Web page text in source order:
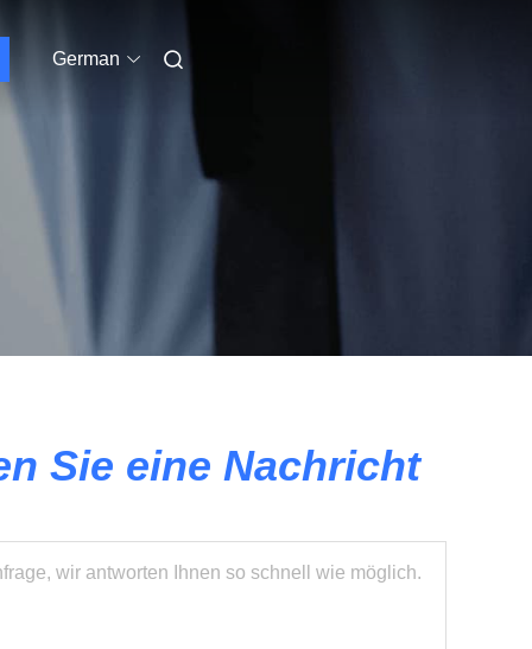
German
Sie eine Nachricht